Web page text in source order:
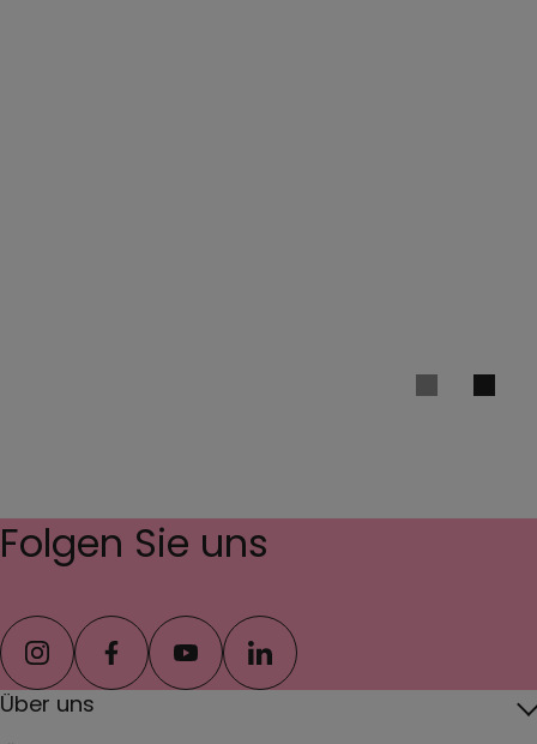
Folgen Sie uns
instagramfacebookyoutubelinkedin
Über uns